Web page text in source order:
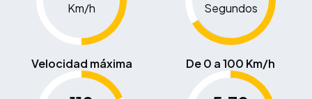
Km/h
Velocidad máxima
Segundos
De 0 a 100 Km/h